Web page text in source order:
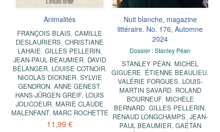
Animalités
FRANÇOIS BLAIS,CAMILLE
DESLAURIERS,CHRISTIANE
LAHAIE, GILLES PELLERIN,
JEAN-PAUL BEAUMIER, DAVID
BÉLANGER, LOUISE COTNOIR,
NICOLAS DICKNER, SYLVIE
GENDRON, ANNE GENEST,
HANS-JÜRGEN GREIF, LOUIS
JOLICOEUR, MARIE CLAUDE
MALENFANT, MARC ROCHETTE
11,99 €
Nuit blanche, magazine
littéraire. No. 176, Automne
2024
Dossier : Stanley Péan
STANLEY PÉAN, MICHEL
GIGUÈRE, ÉTIENNE BEAULIEU,
VALÉRIE FORGUES, LOUIS-
MARTIN SAVARD, ROLAND
BOURNEUF, MICHÈLE
BERNARD,GILLES PELLERIN,
RENAUD LONGCHAMPS,JEAN-
PAUL BEAUMIER, GAÉTAN